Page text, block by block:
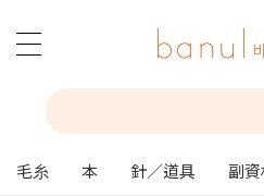
毛糸 本 針／道具 副